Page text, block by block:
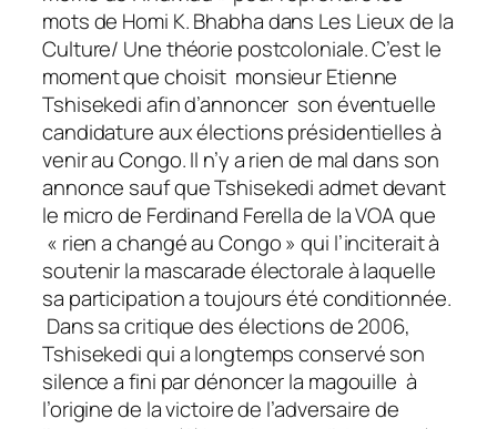
mots de Homi K. Bhabha dans Les Lieux de la
Culture/ Une théorie postcoloniale. C’est le
moment que choisit monsieur Etienne
Tshisekedi afin d’annoncer son éventuelle
candidature aux élections présidentielles à
venir au Congo. Il n’y a rien de mal dans son
annonce sauf que Tshisekedi admet devant
le micro de Ferdinand Ferella de la VOA que
« rien a changé au Congo » qui l’inciterait à
soutenir la mascarade électorale à laquelle
sa participation a toujours été conditionnée.
Dans sa critique des élections de 2006,
Tshisekedi qui a longtemps conservé son
silence a fini par dénoncer la magouille à
l’origine de la victoire de l’adversaire de